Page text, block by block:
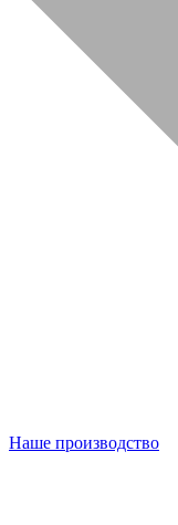
Наше производство